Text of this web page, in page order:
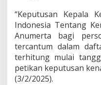
k
e
p
a
d
a
“Keputusan Kepala
Indonesia Tentang
Anumerta bagi
tercantum dalam
terhitung mulai
petikan keputusan
(3/2/2025).